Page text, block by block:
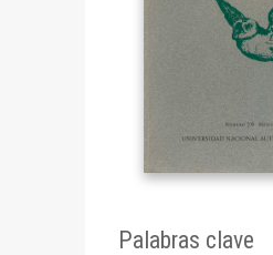
Palabras clave